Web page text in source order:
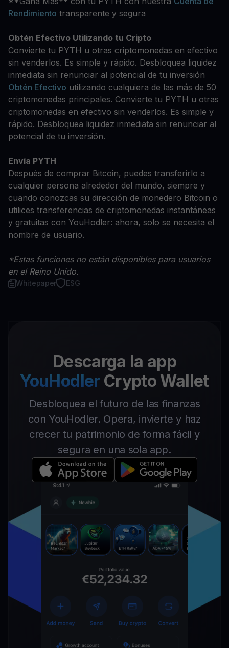
Rendimiento transparente y segura
Obtén Efectivo Utilizando tu Cripto
Convierte tu PYTH u otras criptomonedas en efectivo
sin venderlos. Es simple y rápido. Desbloquea liquidez
inmediata sin renunciar al potencial de tu inversión
Obtén Efectivo utilizando cualquiera de las más de 50
criptomonedas principales. Convierte tu PYTH u otras
criptomonedas en efectivo sin venderlos. Es simple y
rápido. Desbloquea liquidez inmediata sin renunciar al
potencial de tu inversión.
Envía PYTH
Después de comprar Bitcoin, puedes transferirlo a
cualquier persona alrededor del mundo, siempre y
cuando conozcas su dirección de monedero Bitcoin o
utilices transferencias de criptomonedas instantáneas
y gratuitas con YouHodler: ahora, solo se necesita el
nombre de usuario.
*Estas funciones no están disponibles para usuarios
en el Reino Unido.
Whitepaper ESG
Descarga la app
YouHodler Crypto Wallet
Desbloquea el futuro de las finanzas
con YouHodler. Opera, invierte y haz
crecer tu patrimonio de forma fácil y
segura en una sola app.